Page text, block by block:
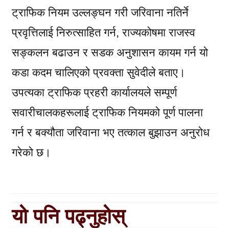
ट्राफिक नियम उल्लङ्घन गरी जरिवाना नतिर्ने
प्रवृत्तिलाई निरुत्साहित गर्न, राज्यकोषमा राजस्व
सङ्कलन बढाउन र सडक अनुशासन कायम गर्न यो
कडा कदम चालिएको प्रवक्ता सुवेदीले बताए।
उपत्यका ट्राफिक प्रहरी कार्यालयले सम्पूर्ण
सवारीचालकहरूलाई ट्राफिक नियमको पूर्ण पालना
गर्न र बक्यौता जरिवाना भए तत्काल बुझाउन अनुरोध
गरेको छ।
यो पनि पढ्नुहोस्